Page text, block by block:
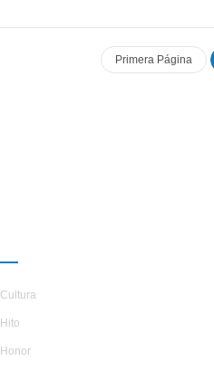
Primera Página
Cultura
Hito
Honor